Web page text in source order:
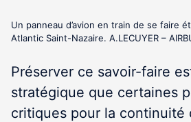
Un panneau d’avion en train de se faire
Atlantic Saint-Nazaire. A.LECUYER –
Préserver ce savoir-faire
stratégique que certaines
critiques pour la continuité